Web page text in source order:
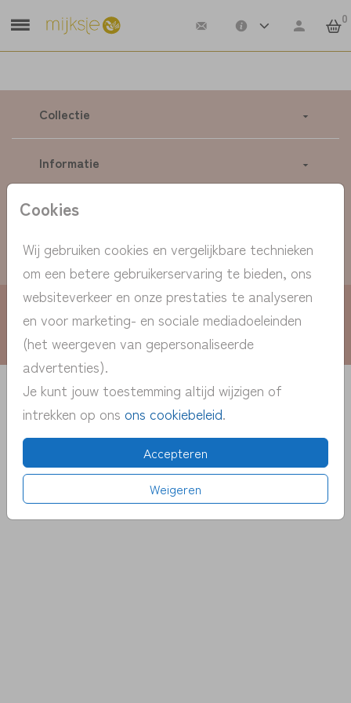
0
Cookies
Wij gebruiken cookies en vergelijkbare technieken
om een betere gebruikerservaring te bieden, ons
websiteverkeer en onze prestaties te analyseren
en voor marketing- en sociale mediadoeleinden
(het weergeven van gepersonaliseerde
advertenties).
Je kunt jouw toestemming altijd wijzigen of
intrekken op ons ons cookiebeleid.
Accepteren
Weigeren
Collectie
Informatie
Extra's
Contact
Privacy statement Algemene Voorwaarden
Cookiebeleid
© 2021 Mijksje-geboortekaartjes